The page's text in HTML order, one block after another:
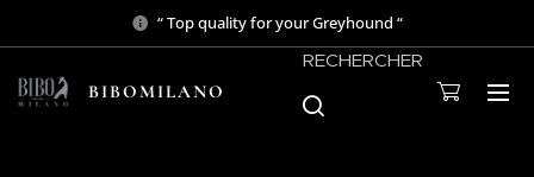
“ Top quality for your Greyhound “
BIBOMILANO
RECHERCHER